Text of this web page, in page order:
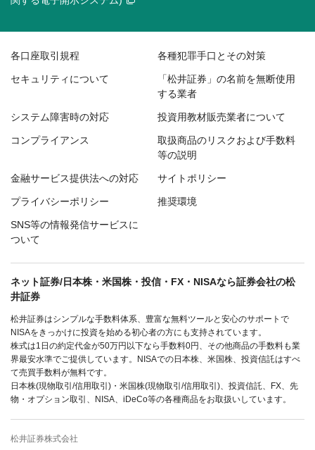
各口座取引規程 各種犯罪手口とその対策
セキュリティについて
「松井証券」の名前を無断使用
する業者
システム障害時の対応 投資用教材販売業者について
コンプライアンス
取扱商品のリスクおよび手数料
等の説明
金融サービス提供法への対応 サイトポリシー
プライバシーポリシー 推奨環境
SNS等の情報発信サービスに
ついて
ネット証券/日本株・米国株・投信・FX・NISAなら証券会社の松
井証券
松井証券はシンプルな手数料体系、豊富な無料ツールと安心のサポートで
NISAをきっかけに投資を始める初心者の方にも支持されています。
株式は1日の約定代金が50万円以下なら手数料0円、その他商品の手数料も業
界最安水準でご提供しています。NISAでの日本株、米国株、投資信託はすべ
て売買手数料が無料です。
日本株(現物取引/信用取引)・米国株(現物取引/信用取引)、投資信託、FX、先
物・オプション取引、NISA、iDeCo等の各種商品をお取扱いしています。
松井証券株式会社